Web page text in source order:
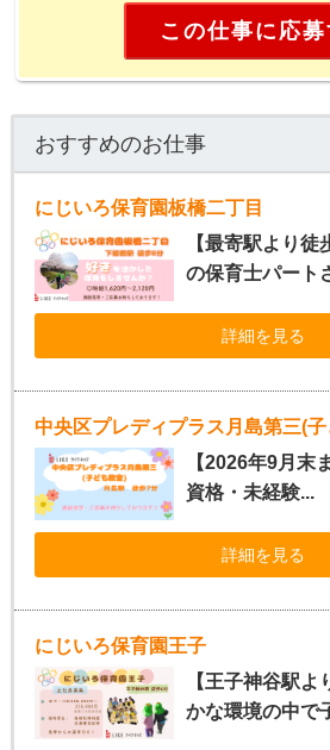
この仕事に応募
おすすめのお仕事
にじいろ保育園板橋二丁目
【最寄駅より徒
の保育士パート
詳細を見る
中央区プレディプラス月島第三(
【2026年9月末
資格・未経験...
詳細を見る
にじいろ保育園王子
【王子神谷駅
かな環境の中で